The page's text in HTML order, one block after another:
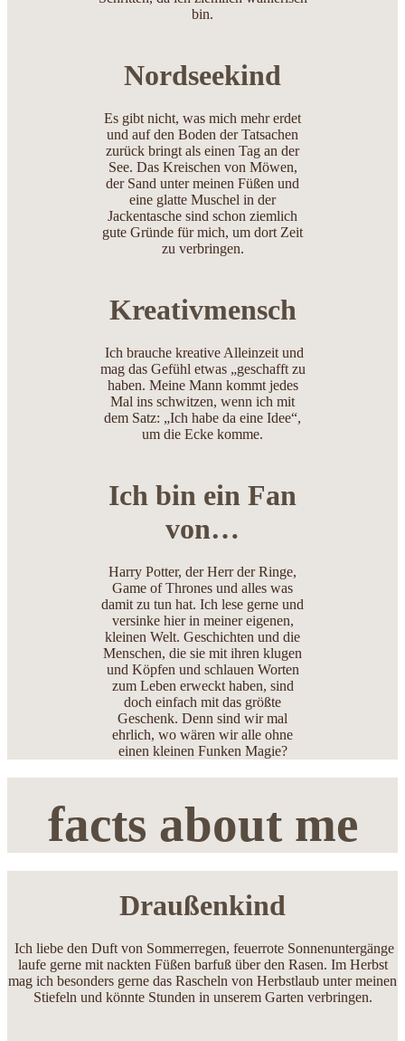
bin.
Nordseekind
Es gibt nicht, was mich mehr erdet
und auf den Boden der Tatsachen
zurück bringt als einen Tag an der
See. Das Kreischen von Möwen,
der Sand unter meinen Füßen und
eine glatte Muschel in der
Jackentasche sind schon ziemlich
gute Gründe für mich, um dort Zeit
zu verbringen.
Kreativmensch
Ich brauche kreative Alleinzeit und
mag das Gefühl etwas „geschafft zu
haben. Meine Mann kommt jedes
Mal ins schwitzen, wenn ich mit
dem Satz: „Ich habe da eine Idee“,
um die Ecke komme.
Ich bin ein Fan
von…
Harry Potter, der Herr der Ringe,
Game of Thrones und alles was
damit zu tun hat. Ich lese gerne und
versinke hier in meiner eigenen,
kleinen Welt. Geschichten und die
Menschen, die sie mit ihren klugen
und Köpfen und schlauen Worten
zum Leben erweckt haben, sind
doch einfach mit das größte
Geschenk. Denn sind wir mal
ehrlich, wo wären wir alle ohne
einen kleinen Funken Magie?
facts about me
Draußenkind
Ich liebe den Duft von Sommerregen, feuerrote Sonnenuntergänge
laufe gerne mit nackten Füßen barfuß über den Rasen. Im Herbst
mag ich besonders gerne das Rascheln von Herbstlaub unter meinen
Stiefeln und könnte Stunden in unserem Garten verbringen.